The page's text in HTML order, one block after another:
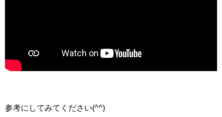
参考にしてみてください(^^)